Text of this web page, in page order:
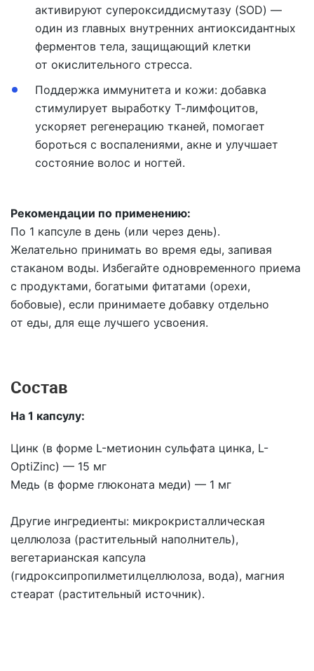
активируют супероксиддисмутазу (SOD) —
один из главных внутренних антиоксидантных
ферментов тела, защищающий клетки
от окислительного стресса.
Поддержка иммунитета и кожи: добавка
стимулирует выработку Т-лимфоцитов,
ускоряет регенерацию тканей, помогает
бороться с воспалениями, акне и улучшает
состояние волос и ногтей.
Рекомендации по применению:
По 1 капсуле в день (или через день).
Желательно принимать во время еды, запивая
стаканом воды. Избегайте одновременного приема
с продуктами, богатыми фитатами (орехи,
бобовые), если принимаете добавку отдельно
от еды, для еще лучшего усвоения.
Состав
На 1 капсулу:
Цинк (в форме L-метионин сульфата цинка, L-
OptiZinc) — 15 мг
​​​​​​​Медь (в форме глюконата меди) — 1 мг
Другие ингредиенты: микрокристаллическая
целлюлоза (растительный наполнитель),
вегетарианская капсула
(гидроксипропилметилцеллюлоза, вода), магния
стеарат (растительный источник).